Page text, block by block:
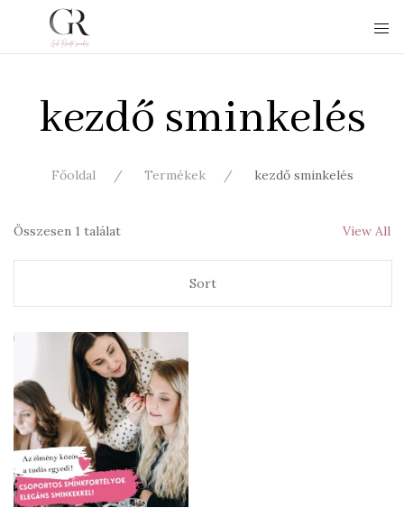
kezdő sminkelés
Főoldal Termékek kezdő sminkelés
Összesen 1 találat View All